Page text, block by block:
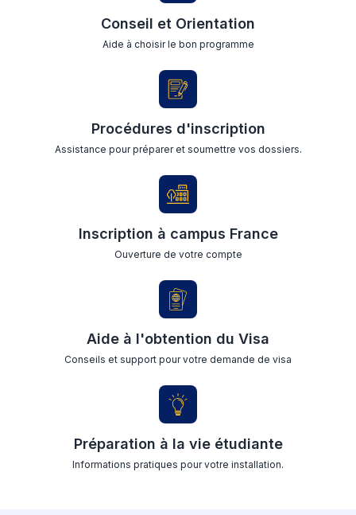
Conseil et Orientation
Aide à choisir le bon programme
Procédures d'inscription
Assistance pour préparer et soumettre vos dossiers.
Inscription à campus France
Ouverture de votre compte
Aide à l'obtention du Visa
Conseils et support pour votre demande de visa
Préparation à la vie étudiante
Informations pratiques pour votre installation.